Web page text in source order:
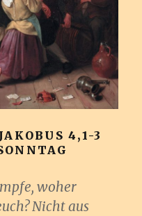
4,1-3
woher
Nicht aus